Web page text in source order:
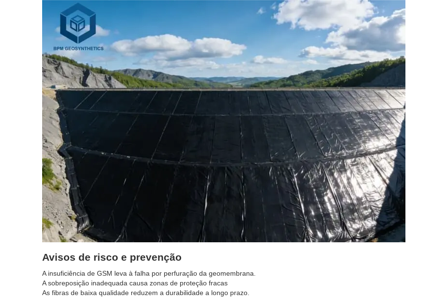
Avisos de risco e prevenção
A insuficiência de GSM leva à falha por perfuração da geomembrana.
A sobreposição inadequada causa zonas de proteção fracas
As fibras de baixa qualidade reduzem a durabilidade a longo prazo.